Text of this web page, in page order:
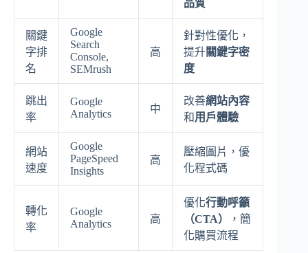
品質
關鍵
字排
名
Google
Search
Console,
SEMrush
高
針對性優化，
提升關鍵字密
度
跳出
率
Google
Analytics
中
改善網站內容
和用戶體驗
網站
速度
Google
PageSpeed
Insights
高
壓縮圖片，優
化程式碼
轉化
率
Google
Analytics
高
優化行動呼籲
（CTA）
，簡
化購買流程